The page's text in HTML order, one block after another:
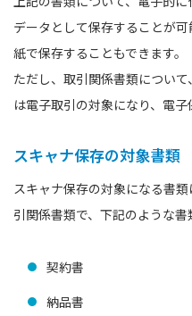
データとして保存することが
紙で保存することもできます。
ただし、取引関係書類につい
は電子取引の対象になり、電子
スキャナ保存の対象書類
スキャナ保存の対象になる書
引関係書類で、下記のような書
契約書
納品書